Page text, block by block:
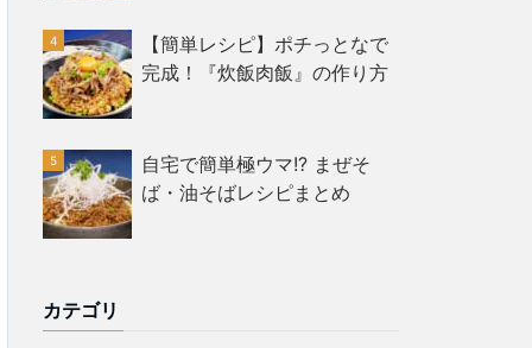
【簡単レシピ】ポチっとなで
完成！『炊飯肉飯』の作り方
自宅で簡単極ウマ!? まぜそ
ば・油そばレシピまとめ
カテゴリ